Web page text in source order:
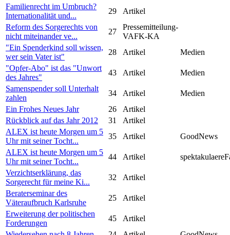
Familienrecht im Umbruch?
Internationalität und...
29
Artikel
Reform des Sorgerechts von
nicht miteinander ve...
27
Pressemitteilung-
VAFK-KA
"Ein Spenderkind soll wissen,
wer sein Vater ist"
28 Artikel
Medien
"Opfer-Abo" ist das "Unwort
des Jahres"
43 Artikel
Medien
Samenspender soll Unterhalt
zahlen
34 Artikel
Medien
Ein Frohes Neues Jahr
26
Artikel
Rückblick auf das Jahr 2012
31
Artikel
ALEX ist heute Morgen um 5
Uhr mit seiner Tocht...
35 Artikel
GoodNews
ALEX ist heute Morgen um 5
Uhr mit seiner Tocht...
44 Artikel
Verzichtserklärung, das
Sorgerecht für meine Ki...
32
Artikel
Beraterseminar des
Väteraufbruch Karlsruhe
25
Artikel
Erweiterung der politischen
Forderungen
45
Artikel